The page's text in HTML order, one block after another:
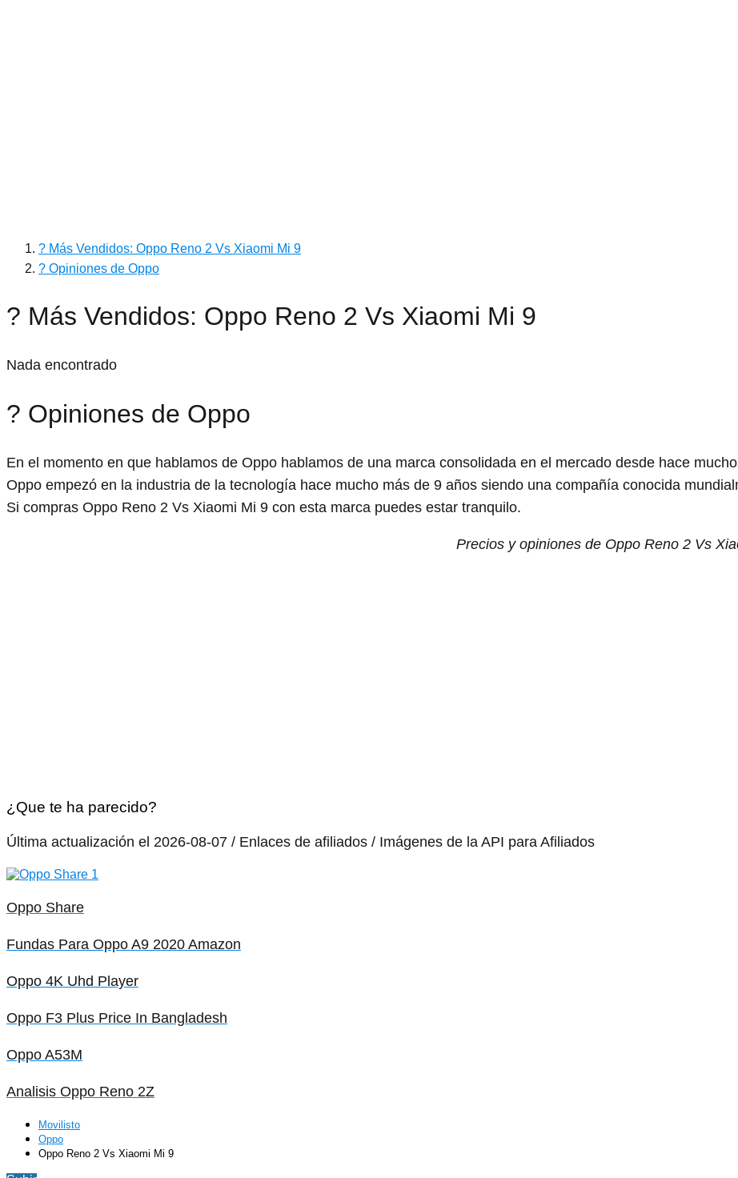
? Más Vendidos: Oppo Reno 2 Vs Xiaomi Mi 9
? Opiniones de Oppo
? Más Vendidos: Oppo Reno 2 Vs Xiaomi Mi 9
Nada encontrado
? Opiniones de Oppo
En el momento en que hablamos de Oppo hablamos de una marca consolidada en el mercado desde hace
Oppo empezó en la industria de la tecnología hace mucho más de 9 años siendo una compañía conocida
Si compras Oppo Reno 2 Vs Xiaomi Mi 9 con esta marca puedes estar tranquilo.
Precios y opiniones de Oppo Reno 2 Vs
¿Que te ha parecido?
Última actualización el 2026-08-07 / Enlaces de afiliados / Imágenes de la API para Afiliados
Oppo Share
Fundas Para Oppo A9 2020 Amazon
Oppo 4K Uhd Player
Oppo F3 Plus Price In Bangladesh
Oppo A53M
Analisis Oppo Reno 2Z
Movilisto
Oppo
Oppo Reno 2 Vs Xiaomi Mi 9